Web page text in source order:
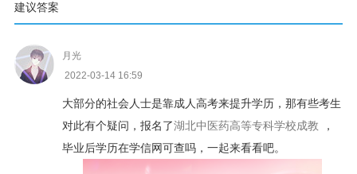
建议答案
月光
2022-03-14 16:59
大部分的社会人士是靠成人高考来提升学历，那有些考生
对此有个疑问，报名了湖北中医药高等专科学校成教
，
毕业后学历在学信网可查吗，一起来看看吧。